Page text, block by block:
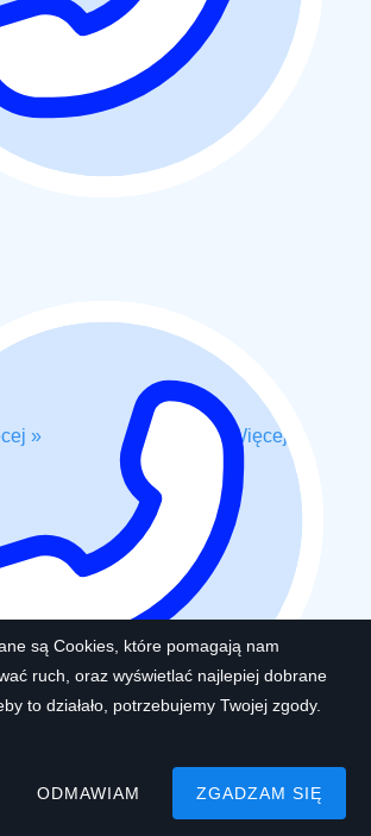
»
Katharsis
Więcej »
są Cookies, które pomagają nam
ruch, oraz wyświetlać najlepiej dobrane
to działało, potrzebujemy Twojej zgody.
ODMAWIAM ZGADZAM SIĘ